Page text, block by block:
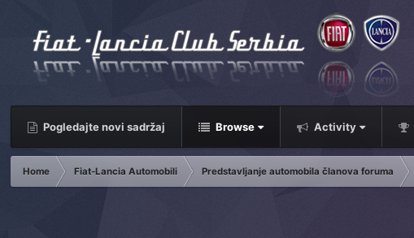
Pogledajte novi sadržaj Browse Activity
Home Fiat-Lancia Automobili Predstavljanje automobila članova foruma